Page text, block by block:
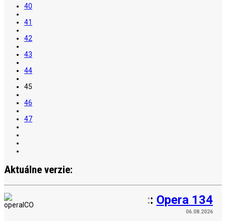
40
41
42
43
44
45
46
47
Aktuálne verzie:
:: Opera 134
06.08.2026